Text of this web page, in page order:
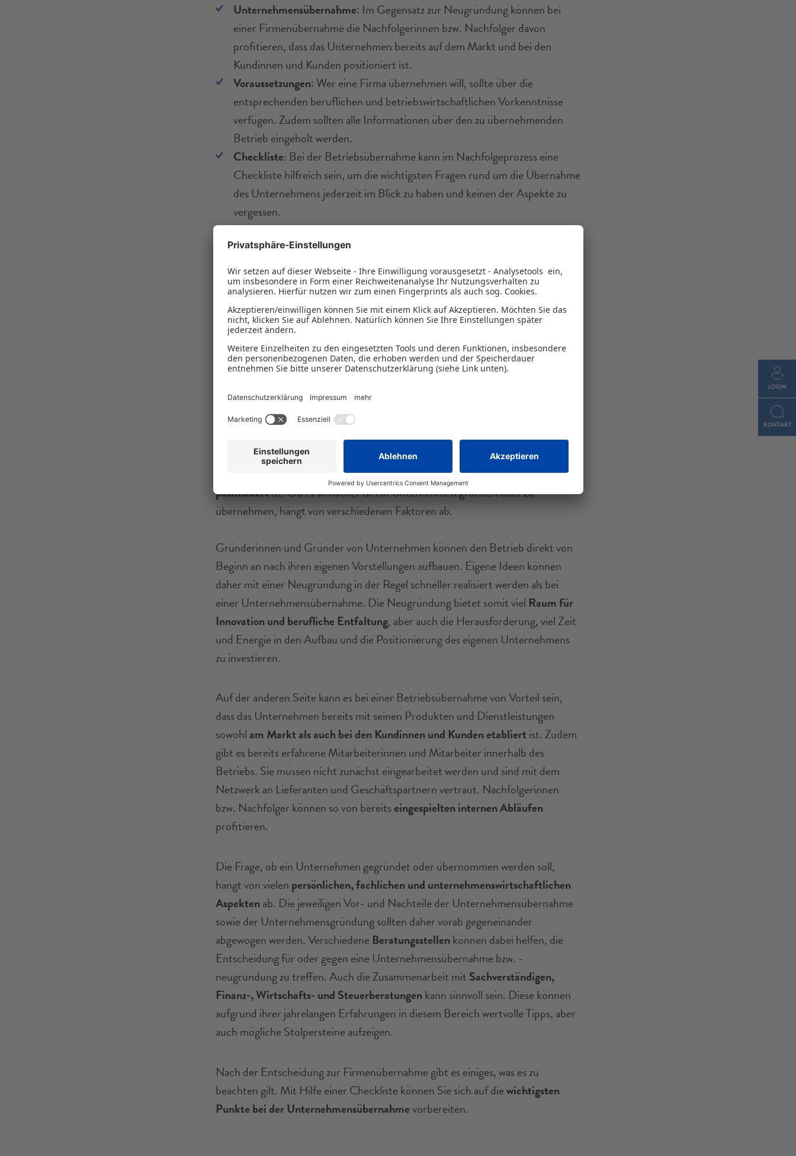
LOGIN
KONTAKT
Unternehmensübernahme: Im Gegensatz zur Neugründung können bei
einer Firmenübernahme die Nachfolgerinnen bzw. Nachfolger davon
profitieren, dass das Unternehmen bereits auf dem Markt und bei den
Kundinnen und Kunden positioniert ist.
Voraussetzungen: Wer eine Firma übernehmen will, sollte über die
entsprechenden beruflichen und betriebswirtschaftlichen Vorkenntnisse
verfügen. Zudem sollten alle Informationen über den zu übernehmenden
Betrieb eingeholt werden.
Checkliste: Bei der Betriebsübernahme kann im Nachfolgeprozess eine
Checkliste hilfreich sein, um die wichtigsten Fragen rund um die Übernahme
des Unternehmens jederzeit im Blick zu haben und keinen der Aspekte zu
vergessen.
Finanzierung: Die Finanzierung zählt zu den wichtigsten Punkten auf der
Checkliste zur Firmenübernahme. Der Kaufpreis des Unternehmens
bestimmt, wie viel Geld in Form von Eigenkapital, Förderungen und anderen
Finanzierungslösungen investiert werden muss.
Unternehmen neu gründen oder
übernehmen?
Wer ein Unternehmen neu gründet, kann dieses von Beginn an nach den
eigenen Geschäftsideen
aufbauen und gestalten. Bei der Betriebsübernahme
kann dagegen davon profitiert werden, dass das Unternehmen bereitsam Markt
positioniertist. Ob es sinnvoller ist ein Unternehmen gründen oder zu
übernehmen, hängt von verschiedenen Faktoren ab.
Gründerinnen und Gründer von Unternehmen können den Betrieb direkt von
Beginn an nach ihren eigenen Vorstellungen aufbauen. Eigene Ideen können
daher mit einer Neugründung in der Regel schneller realisiert werden als bei
einer Unternehmensübernahme. Die Neugründung bietet somit viel Raum für
Innovation und berufliche Entfaltung, aber auch die Herausforderung, viel Zeit
und Energie in den Aufbau und die Positionierung des eigenen Unternehmens
zu investieren.
Auf der anderen Seite kann es bei einer Betriebsübernahme von Vorteil sein,
dass das Unternehmen bereits mit seinen Produkten und Dienstleistungen
sowohlam Markt als auch bei den Kundinnen und Kunden etabliert ist. Zudem
gibt es bereits erfahrene Mitarbeiterinnen und Mitarbeiter innerhalb des
Betriebs. Sie müssen nicht zunächst eingearbeitet werden und sind mit dem
Netzwerk an Lieferanten und Geschäftspartnern vertraut. Nachfolgerinnen
bzw. Nachfolger können so von bereitseingespielten internen Abläufen
profitieren.
Die Frage, ob ein Unternehmen gegründet oder übernommen werden soll,
hängt von vielen persönlichen, fachlichen und unternehmenswirtschaftlichen
Aspektenab. Die jeweiligen Vor- und Nachteile der Unternehmensübernahme
sowie der Unternehmensgründung sollten daher vorab gegeneinander
abgewogen werden. Verschiedene Beratungsstellenkönnen dabei helfen, die
Entscheidung für oder gegen eine Unternehmensübernahme bzw. -
neugründung zu treffen. Auch die Zusammenarbeit mit Sachverständigen,
Finanz-, Wirtschafts- und Steuerberatungenkann sinnvoll sein. Diese können
aufgrund ihrer jahrelangen Erfahrungen in diesem Bereich wertvolle Tipps, aber
auch mögliche Stolpersteine aufzeigen.
Nach der Entscheidung zur Firmenübernahme gibt es einiges, was es zu
beachten gilt. Mit Hilfe einer Checkliste können Sie sich auf diewichtigsten
Punkte bei der Unternehmensübernahmevorbereiten.